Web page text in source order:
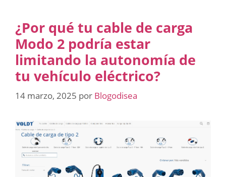
¿Por qué tu cable de carga
Modo 2 podría estar
limitando la autonomía de
tu vehículo eléctrico?
14 marzo, 2025 por Blogodisea